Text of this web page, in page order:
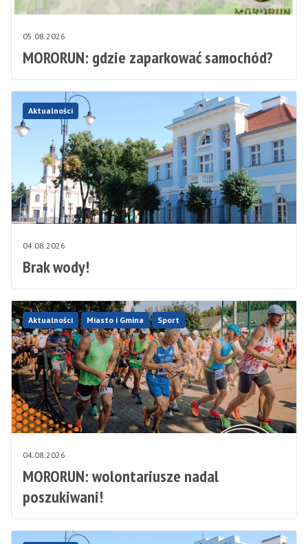
05.08.2026
MORORUN: gdzie zaparkować samochód?
Aktualności
04.08.2026
Brak wody!
Aktualności Miasto i Gmina Sport
04.08.2026
MORORUN: wolontariusze nadal
poszukiwani!